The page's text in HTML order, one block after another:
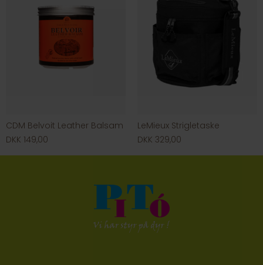
CDM Belvoit Leather Balsam
DKK 149,00
LeMieux Strigletaske
DKK 329,00